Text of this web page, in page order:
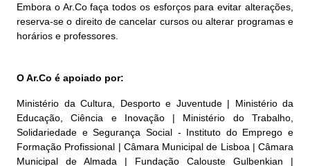
Embora o Ar.Co faça todos os esforços para evitar alterações,
reserva-se o direito de cancelar cursos ou alterar programas e
horários e professores.
O Ar.Co é apoiado por:
Ministério da Cultura, Desporto e Juventude | Ministério da
Educação, Ciência e Inovação | Ministério do Trabalho,
Solidariedade e Segurança Social - Instituto do Emprego e
Formação Profissional | Câmara Municipal de Lisboa | Câmara
Municipal de Almada | Fundação Calouste Gulbenkian |